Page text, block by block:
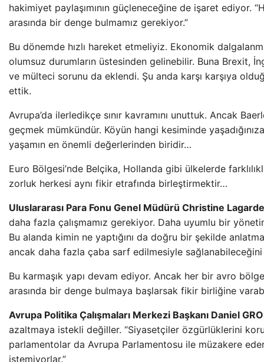
hakimiyet paylaşımının güçleneceğine de işaret ediyor.
arasında bir denge bulmamız gerekiyor.”
Bu dönemde hızlı hareket etmeliyiz. Ekonomik
olumsuz durumların üstesinden gelinebilir. Buna Brexit,
ve mülteci sorunu da eklendi. Şu anda karşı karşıya
ettik.
Avrupa’da ilerledikçe sınır kavramını unuttuk. Ancak
geçmek mümkündür. Köyün hangi kesiminde
yaşamın en önemli değerlerinden biridir…
Euro Bölgesi’nde Belçika, Hollanda gibi ülkelerde
zorluk herkesi aynı fikir etrafında birleştirmektir…
Uluslararası Para Fonu Genel Müdürü Christine
daha fazla çalışmamız gerekiyor. Daha uyumlu bir
Bu alanda kimin ne yaptığını da doğru bir şekilde
ancak daha fazla çaba sarf edilmesiyle sağlanabileceğini
Bu karmaşık yapı devam ediyor. Ancak her bir avro
arasında bir denge bulmaya başlarsak fikir birliğine
Avrupa Politika Çalışmaları Merkezi Başkanı Daniel
azaltmaya istekli değiller. “Siyasetçiler özgürlüklerini
parlamentolar da Avrupa Parlamentosu ile müzakere
istemiyorlar.”